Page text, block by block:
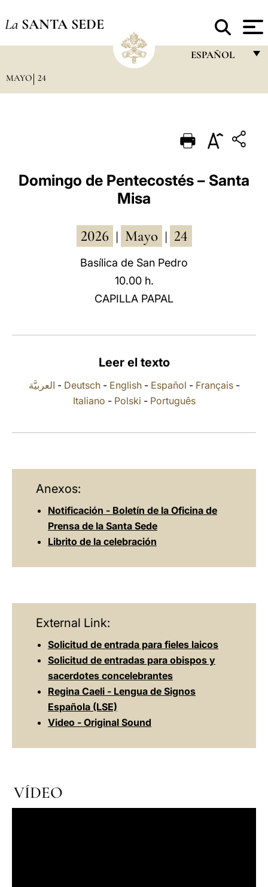
La SANTA SEDE
ESPAÑOL
PORTUGUÊS
ESPAÑOL
MAYO 24
Domingo de Pentecostés – Santa
Misa
2026 Mayo 24
Basílica de San Pedro
10.00 h.
CAPILLA PAPAL
Leer el texto
العربيَّة - Deutsch- English- Español - Français-
Italiano - Polski - Português
Anexos:
Notificación - Boletín de la Oficina de
Prensa de la Santa Sede
Librito de la celebración
External Link:
Solicitud de entrada para fieles laicos
Solicitud de entradas para obispos y
sacerdotes concelebrantes
Regina Caeli - Lengua de Signos
Española (LSE)
Video - Original Sound
VÍDEO